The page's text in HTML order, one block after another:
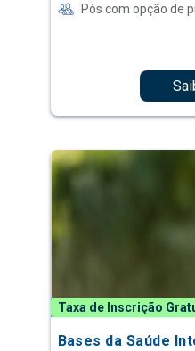
Pós com opção de
Taxa de Inscrição
Bases da Saúde